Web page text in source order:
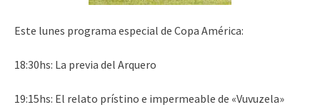
Este lunes programa especial de Copa América:
18:30hs: La previa del Arquero
19:15hs: El relato prístino e impermeable de «Vuvuzela»